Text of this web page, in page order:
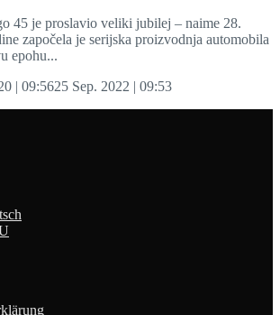
45 je proslavio veliki jubilej – naime 28.
započela je serijska proizvodnja automobila
epohu...
| 09:5625 Sep. 2022 | 09:53